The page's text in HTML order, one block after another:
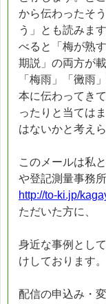
から伝わったそ
う」とも読みま
べると「梅が熟
期説」の両方が
「梅雨」「黴雨
本に伝わってき
ったりと当ては
はないかと考え
このメールは私
や登記測量事務所
http://to-ki.jp/
ただいた方に、
身近な事例とし
けしております。
配信の申込み・